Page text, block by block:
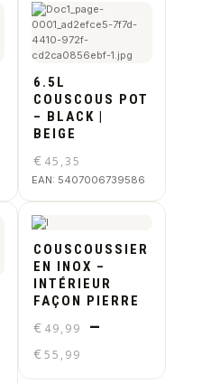
6.5L
COUSCOUS POT
– BLACK |
BEIGE
€ 45,35
EAN: 5407006739586
COUSCOUSSIER
EN INOX –
INTÉRIEUR
FAÇON PIERRE
€ 49,99 –
€55,99